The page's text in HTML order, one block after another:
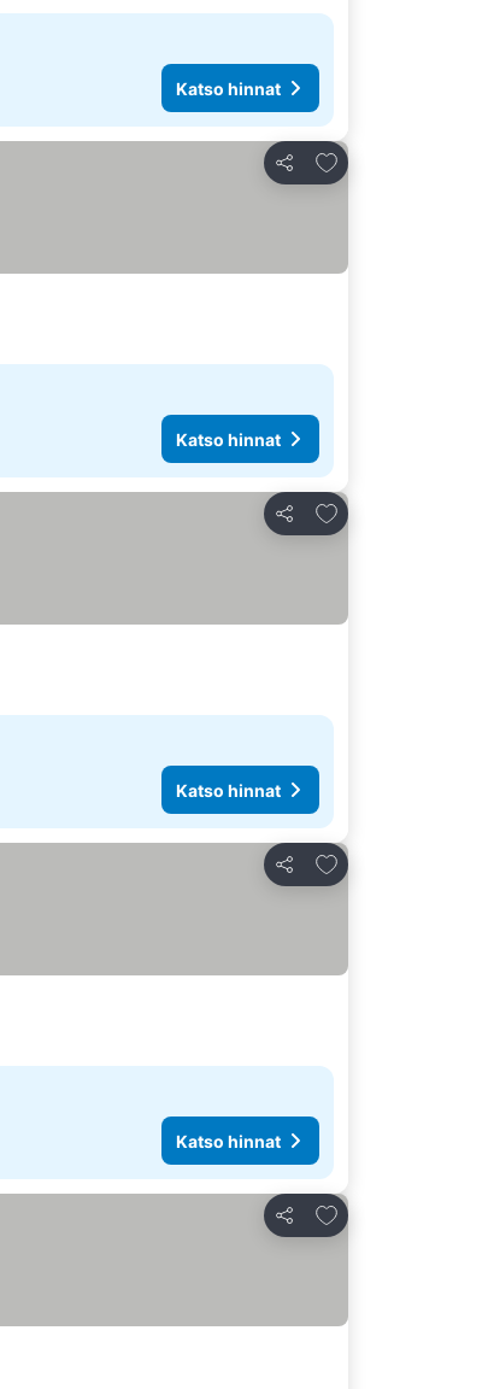
Katso hinnat
Jaa
Lisää suosikkeihin
Katso hinnat
Jaa
Lisää suosikkeihin
Katso hinnat
Jaa
Lisää suosikkeihin
Katso hinnat
Jaa
Lisää suosikkeihin